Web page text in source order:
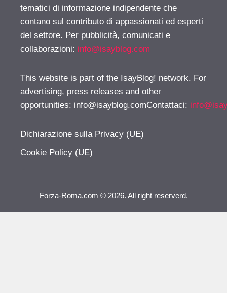
tematici di informazione indipendente che
contano sul contributo di appassionati ed esperti
del settore. Per pubblicità, comunicati e
collaborazioni: info@isayblog.com
This website is part of the IsayBlog! network. For
advertising, press releases and other
opportunities: info@isayblog.comContattaci:
Dichiarazione sulla Privacy (UE)
Cookie Policy (UE)
Forza-Roma.com © 2026. All right reserverd.